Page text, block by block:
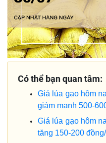
Có thể bạn quan tâm:
Giá lúa gạo hôm
giảm mạnh 500-
Giá lúa gạo hôm
tăng 150-200